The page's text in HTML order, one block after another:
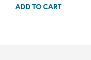
ADD TO CART